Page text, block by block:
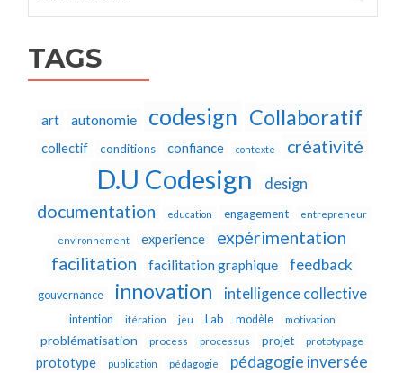
TAGS
art autonomie codesign Collaboratif
collectif conditions confiance contexte créativité
D.U Codesign design
documentation education engagement entrepreneur
environnement experience
expérimentation
facilitation
facilitation graphique feedback
gouvernance innovation intelligence collective
intention itération jeu Lab modèle motivation
problématisation process processus projet prototypage
prototype publication pédagogie pédagogie inversée